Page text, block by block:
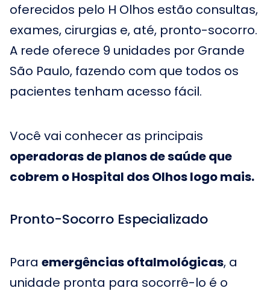
oferecidos pelo H Olhos estão consultas,
exames, cirurgias e, até, pronto-socorro.
A rede oferece 9 unidades por Grande
São Paulo, fazendo com que todos os
pacientes tenham acesso fácil.
Você vai conhecer as principais
operadoras de planos de saúde que
cobrem o Hospital dos Olhos logo mais.
Pronto-Socorro Especializado
Para emergências oftalmológicas, a
unidade pronta para socorrê-lo é o